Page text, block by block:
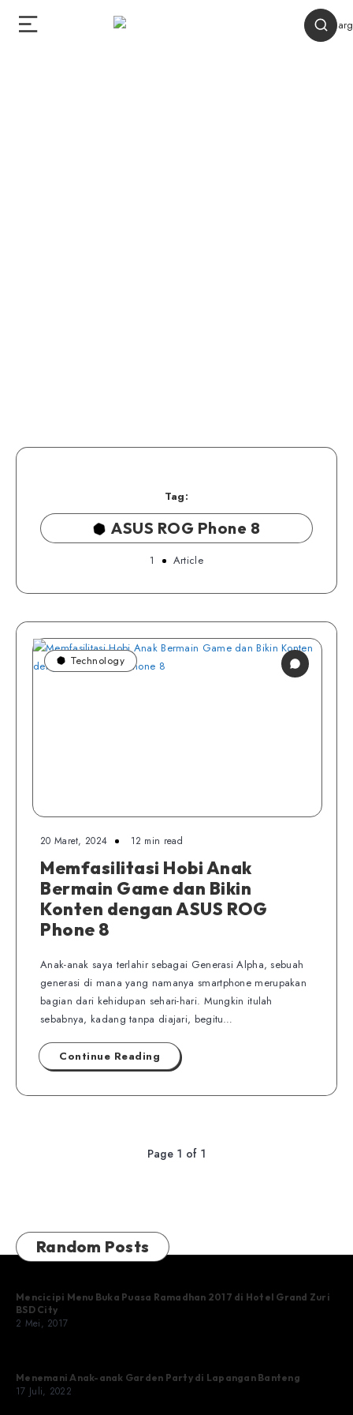
Tag:
ASUS ROG Phone 8
1 Article
Technology
20 Maret, 2024 12 min read
Memfasilitasi Hobi Anak
Bermain Game dan Bikin
Konten dengan ASUS ROG
Phone 8
Anak-anak saya terlahir sebagai Generasi Alpha, sebuah
generasi di mana yang namanya smartphone merupakan
bagian dari kehidupan sehari-hari. Mungkin itulah
sebabnya, kadang tanpa diajari, begitu…
Continue Reading
Page 1 of 1
Random Posts
Mencicipi Menu Buka Puasa Ramadhan 2017 di Hotel Grand Zuri
BSD City
2 Mei, 2017
Menemani Anak-anak Garden Party di Lapangan Banteng
17 Juli, 2022